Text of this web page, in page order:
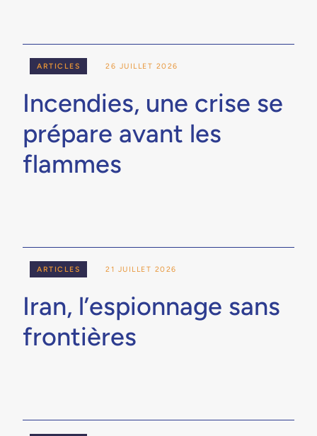
Incendies, une crise se
prépare avant les
flammes
26 JUILLET 2026
ARTICLES
Iran, l’espionnage sans
frontières
21 JUILLET 2026
ARTICLES